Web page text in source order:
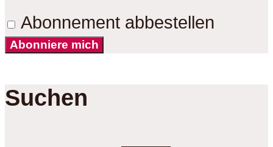
Abonnement abbestellen
Abonniere mich
Suchen